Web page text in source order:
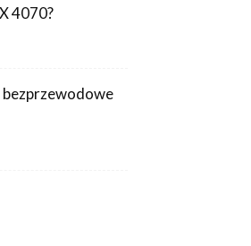
4070?
bezprzewodowe